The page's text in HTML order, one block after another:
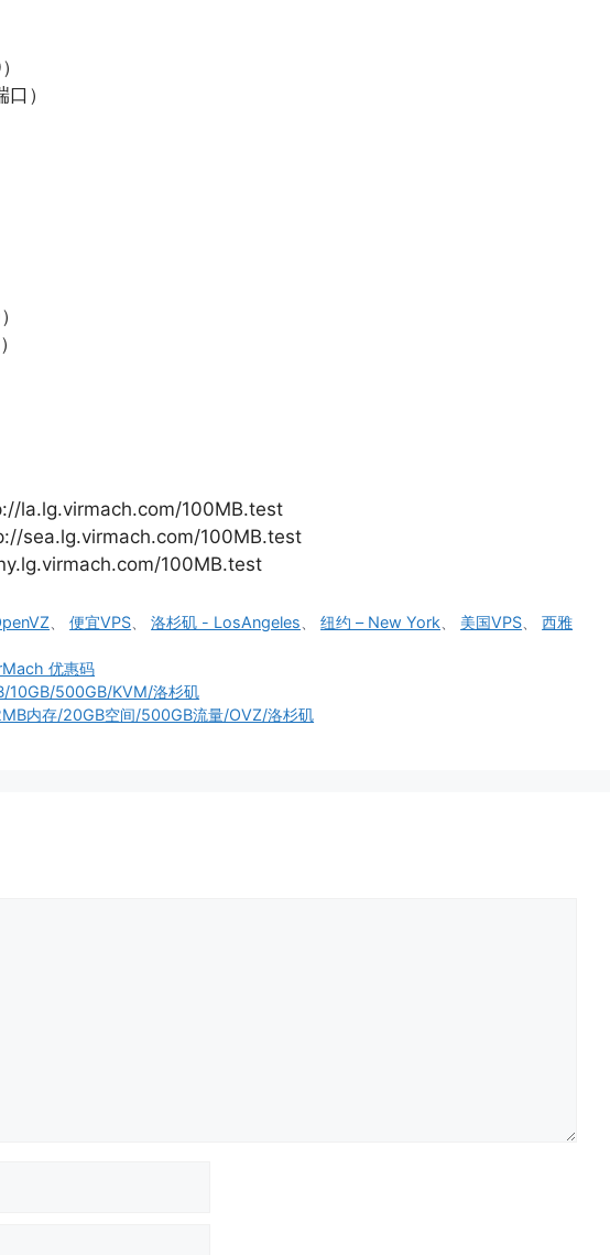
）
la.lg.virmach.com/100MB.test
sea.lg.virmach.com/100MB.test
100MB.test
、便宜VPS 、洛杉矶 - LosAngeles 、纽约 – New York 美国VPS 、西雅
优惠码
500GB/KVM/洛杉矶
内存/20GB空间/500GB流量/OVZ/洛杉矶